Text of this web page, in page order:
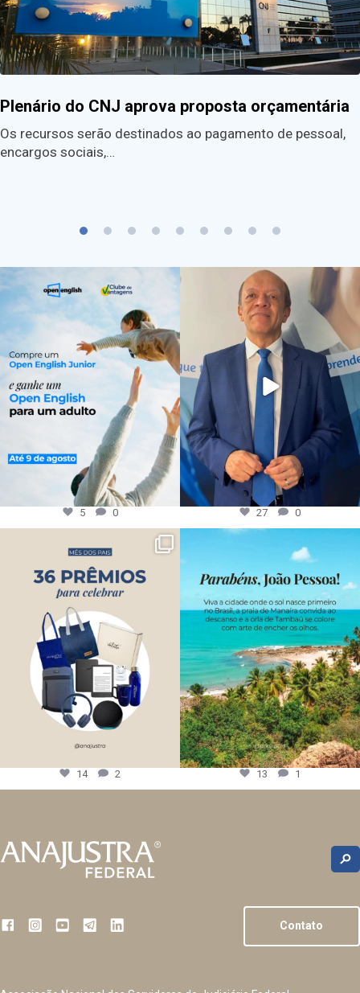
Plenário do CNJ aprova proposta orçamentária
Os recursos serão destinados ao pagamento de pessoal,
encargos sociais,…
5 0 27 0
14 2 13 1
Contato